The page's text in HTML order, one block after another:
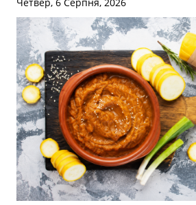
Четвер, 6 Серпня, 2026